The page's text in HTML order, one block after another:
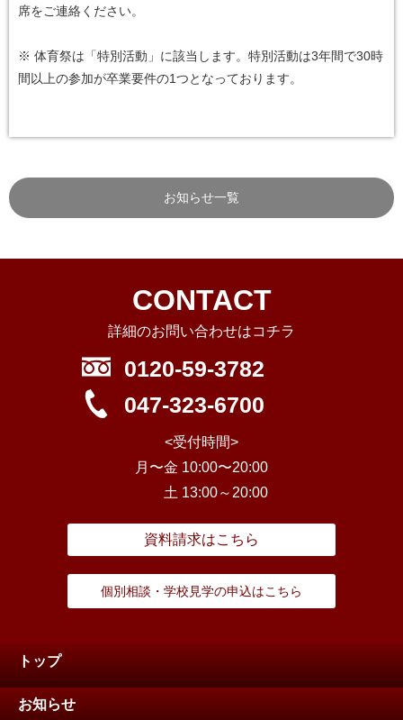
席をご連絡ください。
※ 体育祭は「特別活動」に該当します。特別活動は3年間で30時
間以上の参加が卒業要件の1つとなっております。
お知らせ一覧
CONTACT
詳細のお問い合わせはコチラ
0120-59-3782
047-323-6700
<受付時間>
月〜金 10:00〜20:00
土 13:00～20:00
資料請求はこちら
個別相談・学校見学の申込はこちら
トップ
お知らせ